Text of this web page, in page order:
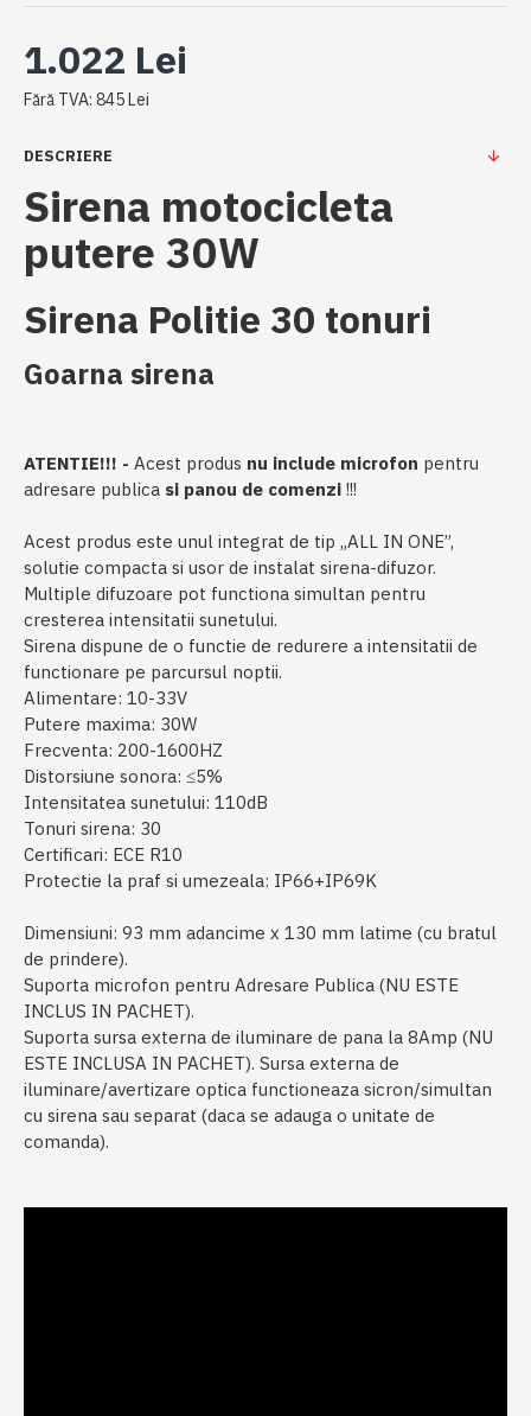
1.022 Lei
Fără TVA: 845 Lei
DESCRIERE
Sirena motocicleta
putere 30W
Sirena Politie 30 tonuri
Goarna sirena
ATENTIE!!! - Acest produs nu include microfon pentru
adresare publica si panou de comenzi !!!
Acest produs este unul integrat de tip „ALL IN ONE”,
solutie compacta si usor de instalat sirena-difuzor.
Multiple difuzoare pot functiona simultan pentru
cresterea intensitatii sunetului.
Sirena dispune de o functie de redurere a intensitatii de
functionare pe parcursul noptii.
Alimentare: 10-33V
Putere maxima: 30W
Frecventa: 200-1600HZ
Distorsiune sonora: ≤5%
Intensitatea sunetului: 110dB
Tonuri sirena: 30
Certificari: ECE R10
Protectie la praf si umezeala: IP66+IP69K
Dimensiuni: 93 mm adancime x 130 mm latime (cu bratul
de prindere).
Suporta microfon pentru Adresare Publica (NU ESTE
INCLUS IN PACHET).
Suporta sursa externa de iluminare de pana la 8Amp (NU
ESTE INCLUSA IN PACHET). Sursa externa de
iluminare/avertizare optica functioneaza sicron/simultan
cu sirena sau separat (daca se adauga o unitate de
comanda).